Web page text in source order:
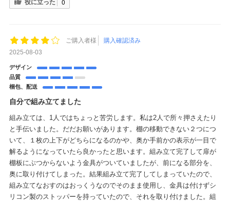
ご購入者様
購入確認済み
2025-08-03
デザイン
品質
梱包、配送
自分で組み立てました
組み立ては、1人ではちょっと苦労します。私は2人で所々押さえたり
と手伝いました。だだお願いがあります。棚の移動できない２つにつ
いて、１枚の上下がどちらになるのかや、奥か手前かの表示が一目で
解るようになっていたら良かったと思います。組み立て完了して扉が
棚板にぶつからないよう金具がついていましたが、前になる部分を、
奥に取り付けてしまった。結果組み立て完了してしまっていたので、
組み立てなおすのはおっくうなのでそのまま使用し、金具は付けずシ
リコン製のストッパーを持っていたので、それを取り付けました。組